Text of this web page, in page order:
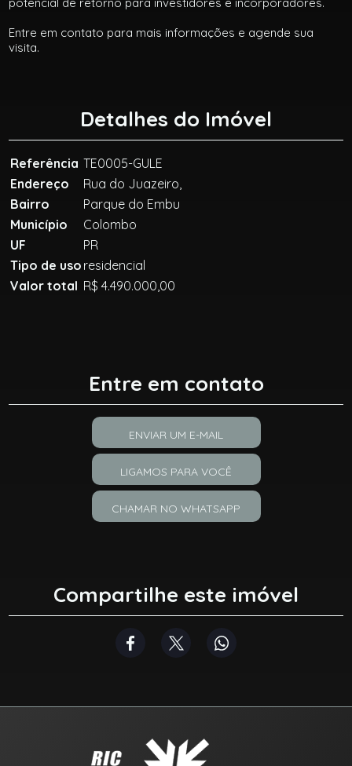
Entre em contato para mais informações e agende sua
visita.
Detalhes do Imóvel
Referência TE0005-GULE
Endereço
Rua do Juazeiro,
Bairro
Parque do Embu
Município
Colombo
UF
PR
Tipo de uso residencial
Valor total R$ 4.490.000,00
Entre em contato
ENVIAR UM E-MAIL
LIGAMOS PARA VOCÊ
CHAMAR NO WHATSAPP
Compartilhe este imóvel